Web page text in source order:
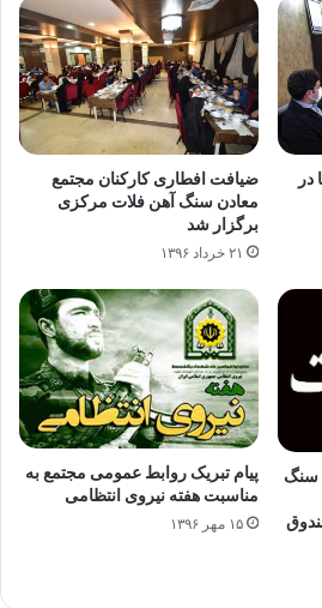
ضیافت افطاری کارکنان مجتمع
معادن سنگ آهن فلات مرکزی
برگزار شد
۲۱ خرداد ۱۳۹۶
سنگ
پیام تبریک روابط عمومی مجتمع به
مناسبت هفته نیروی انتظامی
۱۵ مهر ۱۳۹۶